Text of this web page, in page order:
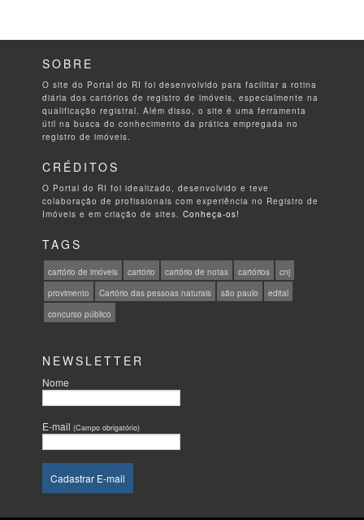
SOBRE
O site do Portal do RI foi desenvolvido para facilitar a rotina
diária dos cartórios de registro de imóveis, especialmente na
qualificação registral. Além disso, o site é uma ferramenta
útil na busca do conhecimento da prática empregada no
registro de imóveis.
CRÉDITOS
O Portal do RI foi idealizado, desenvolvido e teve
colaboração de profissionais com experiência no Registro de
Imóveis e em criação de sites.Conheça-os!
TAGS
cartório de imóveis cartório cartório de notas cartórios
cnj
provimento
Cartório das pessoas naturais são paulo
edital
concurso público
NEWSLETTER
Nome
E-mail(Campo obrigatório)